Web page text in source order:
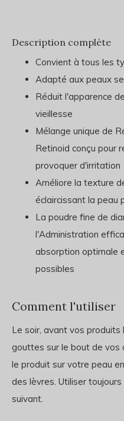
Description complète
Convient à tous les
Adapté aux peaux
Réduit l'apparence
vieillesse
Mélange unique de
Retinoid conçu pour
provoquer d'irritation
Améliore la texture
éclaircissant la peau
La poudre fine de
l'Administration
absorption optimale
possibles
Comment l'utiliser
Le soir, avant vos
gouttes sur le bout de vos
le produit sur votre peau
des lèvres. Utiliser
suivant.